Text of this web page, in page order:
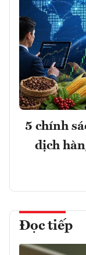
5 chính
dịch
Đọc tiếp